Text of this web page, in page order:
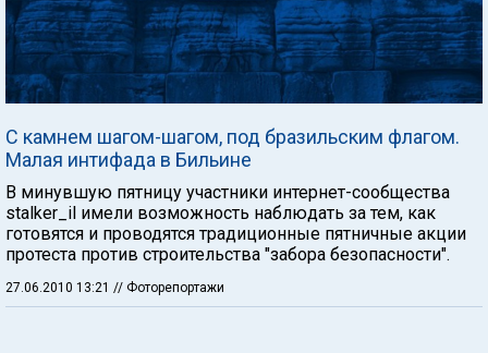
С камнем шагом-шагом, под бразильским флагом.
Малая интифада в Бильине
В минувшую пятницу участники интернет-сообщества
stalker_il имели возможность наблюдать за тем, как
готовятся и проводятся традиционные пятничные акции
протеста против строительства "забора безопасности".
27.06.2010 13:21 // Фоторепортажи